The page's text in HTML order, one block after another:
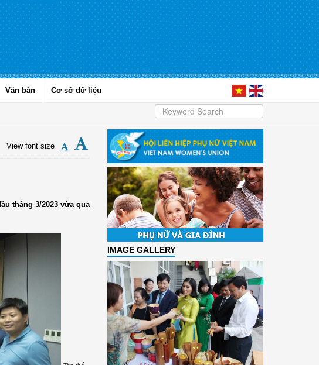
Văn bản Cơ sở dữ liệu
View font size
tháng 3/2023 vừa qua
IMAGE GALLERY